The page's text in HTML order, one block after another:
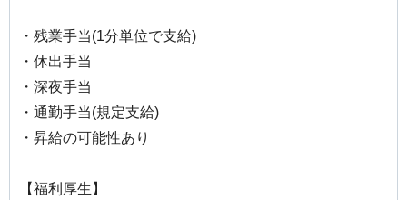
・残業手当(1分単位で支給)
・休出手当
・深夜手当
・通勤手当(規定支給)
・昇給の可能性あり
【福利厚生】